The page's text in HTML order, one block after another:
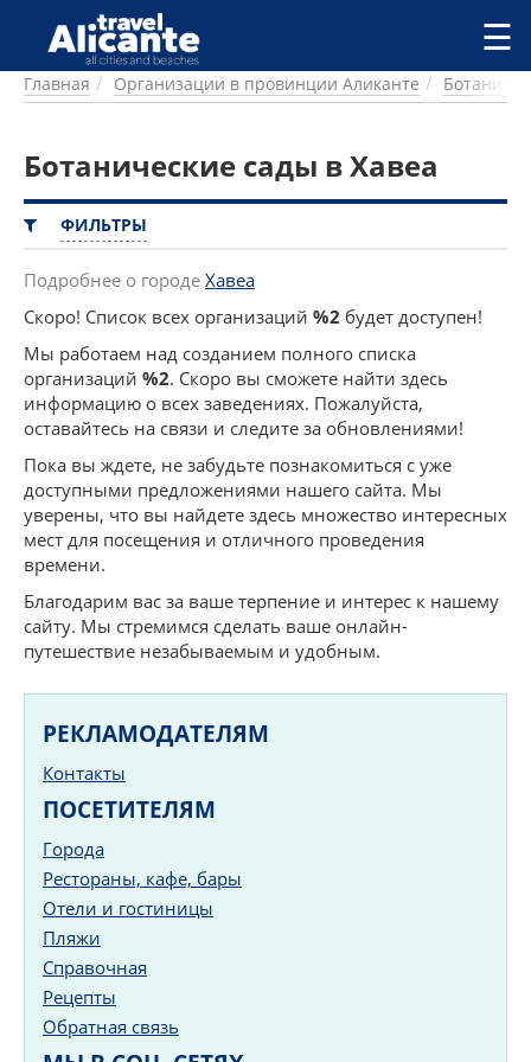
Перейти к основному содержанию
ГОРОДА
ПИТАНИЕ
ПЛЯЖИ
ДОСТОПРИМЕЧАТЕЛЬНОСТИ
КЕМПИНГ
КОМАРКИ (РАЙОНЫ)
РЕЦЕПТЫ
ПРЕДЛОЖЕНИЯ
СТАТЬИ
УСЛУГИ
☰
Главная Организации в провинции Аликанте
Ботанические сады в Хавеа
ФИЛЬТРЫ
Подробнее о городе Хавеа
Скоро! Список всех организаций %2 будет доступен!
Мы работаем над созданием полного списка
организаций %2. Скоро вы сможете найти здесь
информацию о всех заведениях. Пожалуйста,
оставайтесь на связи и следите за обновлениями!
Пока вы ждете, не забудьте познакомиться с уже
доступными предложениями нашего сайта. Мы
уверены, что вы найдете здесь множество интересных
мест для посещения и отличного проведения
времени.
Благодарим вас за ваше терпение и интерес к нашему
сайту. Мы стремимся сделать ваше онлайн-
путешествие незабываемым и удобным.
РЕКЛАМОДАТЕЛЯМ
Контакты
ПОСЕТИТЕЛЯМ
Города
Рестораны, кафе, бары
Отели и гостиницы
Пляжи
Справочная
Рецепты
Обратная связь